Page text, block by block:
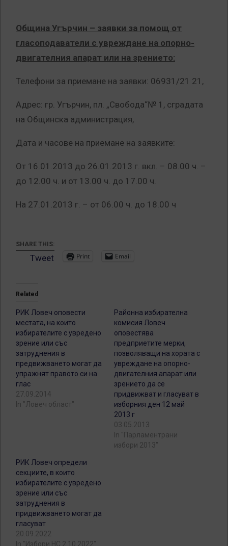
Община Угърчин – заявки за помощ от
гласоподаватели с увреждане на опорно-
двигателния апарат или на зрението:
Телефони за приемане на заявки: 06931/21 21,
Адрес: гр. Угърчин, пл. „Свобода“№ 1, сградата
на Общинска администрация,
Дата и часове на приемане на заявките:
От 16.01.2013 до 26.01.2013 г. вкл. – 08.00 ч. –
до 12.00 ч. и от 13.00 ч. до 17.00 ч.
На 27.01.2013 г. – от 06.00 ч. до 18.00 ч
SHARE THIS:
Tweet Print Email
Related
РИК Ловеч оповести
местата, на които
избирателите с увредено
зрение или със
затруднения в
предвижването могат да
упражнят правото си на
глас
27.09.2014
In "Ловеч област"
Районна избирателна
комисия Ловеч
оповестява
предприетите мерки,
позволяващи на хората с
увреждане на опорно-
двигателния апарат или
зрението да се
придвижват и гласуват в
изборния ден 12 май
2013 г
03.05.2013
In "Парламентрани
избори 2013"
РИК Ловеч определи
секциите, в които
избирателите с увредено
зрение или със
затруднения в
придвижването могат да
гласуват
20.09.2022
In "Избори НС 2.10.2022"